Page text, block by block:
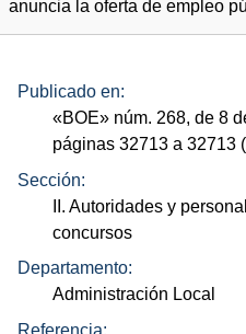
anuncia la oferta de empleo
Publicado en:
«BOE» núm. 268, de 8
páginas 32713 a 32713
Sección:
II. Autoridades y personal
concursos
Departamento:
Administración Local
Referencia: